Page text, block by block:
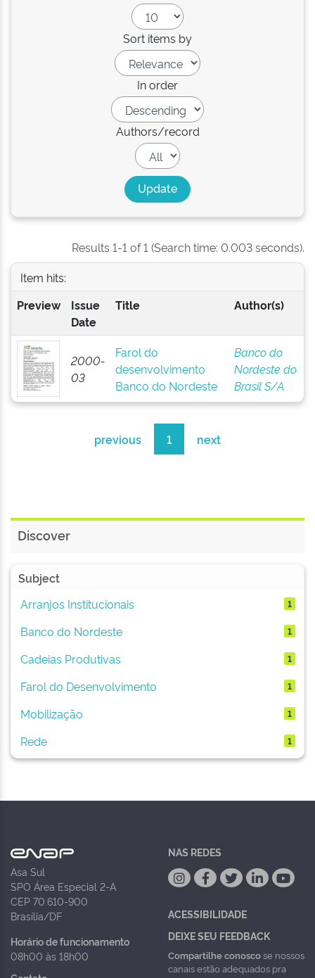
Sort items by
In order
Authors/record
Results 1-1 of 1 (Search time: 0.003 seconds).
Item hits:
Preview
Issue
Date
Title Author(s)
2000-
03
Farol do
desenvolvimento
Banco do Nordeste
Banco do
Nordeste do
Brasil S/A
previous 1 next
Discover
Subject
Arranjos Institucionais
1
Banco do Nordeste 1
Cadeias Produtivas 1
Farol do Desenvolvimento 1
Mobilização 1
Rede 1
Asa Sul
SPO Área Especial 2-A
CEP 70.610-900
Brasília/DF
Horário de funcionamento
08h00 às 18h00
NAS REDES
ACESSIBILIDADE
DEIXE SEU FEEDBACK
Compartilhe conoscose nossos
canais estão adequados pra